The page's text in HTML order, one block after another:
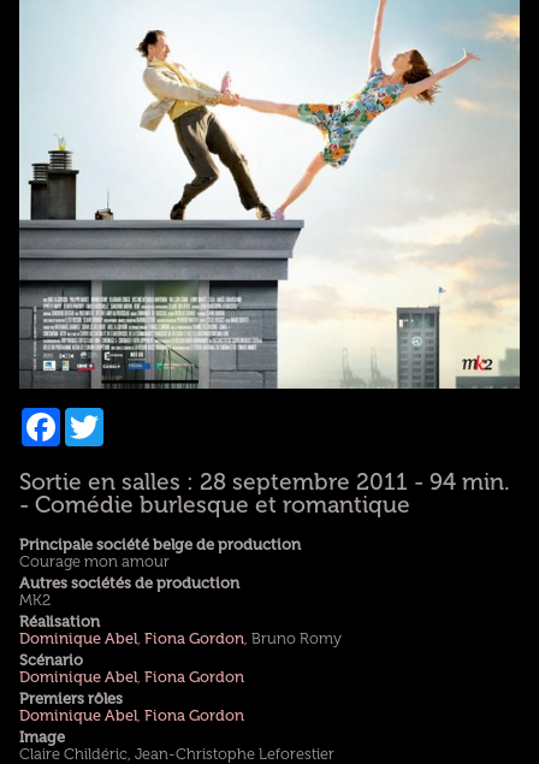
Facebook
Twitter
Sortie en salles : 28 septembre 2011 - 94 min.
- Comédie burlesque et romantique
Principale société belge de production
Courage mon amour
Autres sociétés de production
MK2
Réalisation
Dominique Abel, Fiona Gordon , Bruno Romy
Scénario
Dominique Abel, Fiona Gordon
Premiers rôles
Dominique Abel, Fiona Gordon
Image
Claire Childéric, Jean-Christophe Leforestier